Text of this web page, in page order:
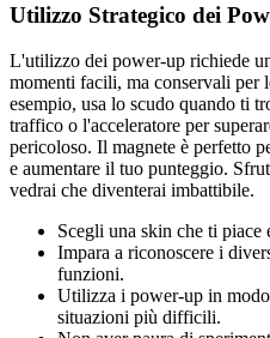
Utilizzo Strategico dei
L'utilizzo dei power-up richiede
momenti facili, ma conservali
esempio, usa lo scudo quando ti
traffico o l'acceleratore per
pericoloso. Il magnete è perfetto
e aumentare il tuo punteggio.
vedrai che diventerai imbattibile.
Scegli una skin che ti piace
Impara a riconoscere i
funzioni.
Utilizza i power-up in
situazioni più difficili.